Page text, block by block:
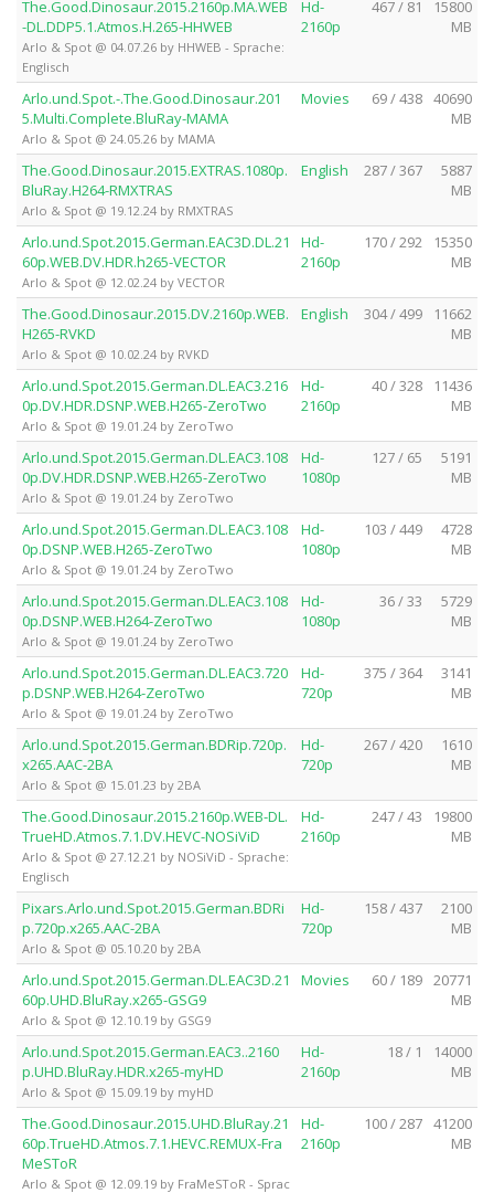
The.Good.Dinosaur.2015.2160p.MA.WEB
-DL.DDP5.1.Atmos.H.265-HHWEB
Arlo & Spot @ 04.07.26 by HHWEB - Sprache:
Englisch
Hd-
2160p
467 / 81
15800
MB
Arlo.und.Spot.-.The.Good.Dinosaur.201
5.Multi.Complete.BluRay-MAMA
Arlo & Spot @ 24.05.26 by MAMA
Movies 69 / 438 40690
MB
The.Good.Dinosaur.2015.EXTRAS.1080p.
BluRay.H264-RMXTRAS
Arlo & Spot @ 19.12.24 by RMXTRAS
English 287 / 367
5887
MB
Arlo.und.Spot.2015.German.EAC3D.DL.21
60p.WEB.DV.HDR.h265-VECTOR
Arlo & Spot @ 12.02.24 by VECTOR
Hd-
2160p
170 / 292
15350
MB
The.Good.Dinosaur.2015.DV.2160p.WEB.
H265-RVKD
Arlo & Spot @ 10.02.24 by RVKD
English 304 / 499
11662
MB
Arlo.und.Spot.2015.German.DL.EAC3.216
0p.DV.HDR.DSNP.WEB.H265-ZeroTwo
Arlo & Spot @ 19.01.24 by ZeroTwo
Hd-
2160p
40 / 328
11436
MB
Arlo.und.Spot.2015.German.DL.EAC3.108
0p.DV.HDR.DSNP.WEB.H265-ZeroTwo
Arlo & Spot @ 19.01.24 by ZeroTwo
Hd-
1080p
127 / 65
5191
MB
Arlo.und.Spot.2015.German.DL.EAC3.108
0p.DSNP.WEB.H265-ZeroTwo
Arlo & Spot @ 19.01.24 by ZeroTwo
Hd-
1080p
103 / 449
4728
MB
Arlo.und.Spot.2015.German.DL.EAC3.108
0p.DSNP.WEB.H264-ZeroTwo
Arlo & Spot @ 19.01.24 by ZeroTwo
Hd-
1080p
36 / 33
5729
MB
Arlo.und.Spot.2015.German.DL.EAC3.720
p.DSNP.WEB.H264-ZeroTwo
Arlo & Spot @ 19.01.24 by ZeroTwo
Hd-
720p
375 / 364
3141
MB
Arlo.und.Spot.2015.German.BDRip.720p.
x265.AAC-2BA
Arlo & Spot @ 15.01.23 by 2BA
Hd-
720p
267 / 420
1610
MB
The.Good.Dinosaur.2015.2160p.WEB-DL.
TrueHD.Atmos.7.1.DV.HEVC-NOSiViD
Arlo & Spot @ 27.12.21 by NOSiViD - Sprache:
Englisch
Hd-
2160p
247 / 43
19800
MB
Pixars.Arlo.und.Spot.2015.German.BDRi
p.720p.x265.AAC-2BA
Arlo & Spot @ 05.10.20 by 2BA
Hd-
720p
158 / 437
2100
MB
Arlo.und.Spot.2015.German.DL.EAC3D.21
60p.UHD.BluRay.x265-GSG9
Arlo & Spot @ 12.10.19 by GSG9
Movies 60 / 189 20771
MB
Arlo.und.Spot.2015.German.EAC3..2160
p.UHD.BluRay.HDR.x265-myHD
Arlo & Spot @ 15.09.19 by myHD
Hd-
2160p
18 / 1
14000
MB
The.Good.Dinosaur.2015.UHD.BluRay.21
60p.TrueHD.Atmos.7.1.HEVC.REMUX-Fra
MeSToR
Arlo & Spot @ 12.09.19 by FraMeSToR - Sprac
Hd-
2160p
100 / 287 41200
MB